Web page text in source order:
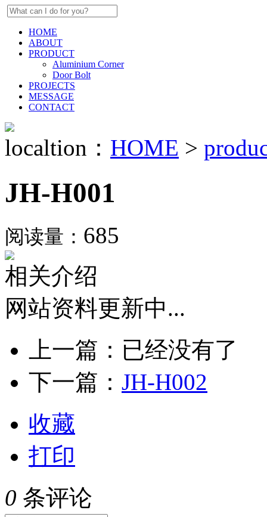
HOME
ABOUT
PRODUCT
Aluminium Corner
Door Bolt
PROJECTS
MESSAGE
CONTACT
localtion： HOME >
JH-H001
阅读量： 685
相关介绍
网站资料更新中...
上一篇：已经没有了
下一篇： JH-H002
收藏
打印
0 条评论